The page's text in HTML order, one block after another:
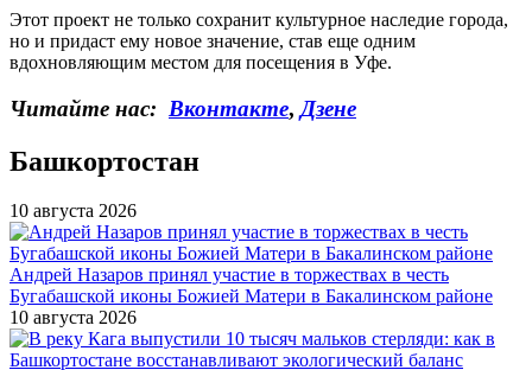
Этот проект не только сохранит культурное наследие города,
но и придаст ему новое значение, став еще одним
вдохновляющим местом для посещения в Уфе.
Читайте нас: Вконтакте, Дзене
Башкортостан
10 августа 2026
Андрей Назаров принял участие в торжествах в честь
Бугабашской иконы Божией Матери в Бакалинском районе
10 августа 2026